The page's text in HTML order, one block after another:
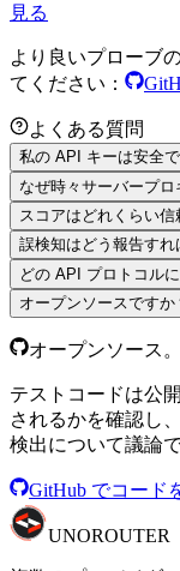
見る
より良いプローブ
てください：
よくある質問
私の API キーは安全
なぜ時々サーバープ
スコアはどれくらい信
誤検知はどう報告すれ
どの API プロトコル
オープンソースですか
オープンソース
テストコードは公
されるかを確認し
検出について議論
GitHub でコード
UNOROUTER